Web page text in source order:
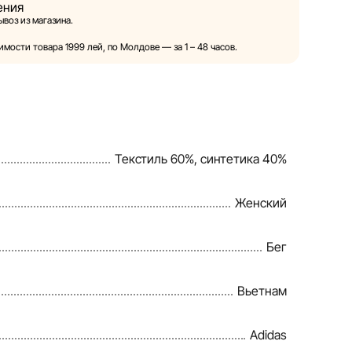
право в одностороннем порядке и без
вносить изменения в описания, характеристики
Изображения, представленные на сайте,
уведомления.
и обновляет информацию на сайте, чтобы
из магазина.
товара 1999 лей, по Молдове — за 1 – 48 часов.
Текстиль 60%, синтетика 40%
Женский
Бег
Вьетнам
Adidas